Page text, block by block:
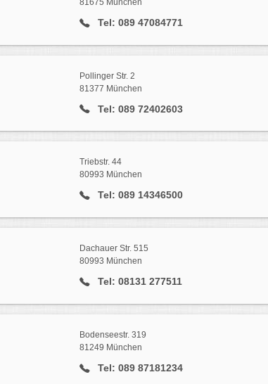
Tel: 089 47084771
Pollinger Str. 2
81377 München
Tel: 089 72402603
Triebstr. 44
80993 München
Tel: 089 14346500
Dachauer Str. 515
80993 München
Tel: 08131 277511
Bodenseestr. 319
81249 München
Tel: 089 87181234